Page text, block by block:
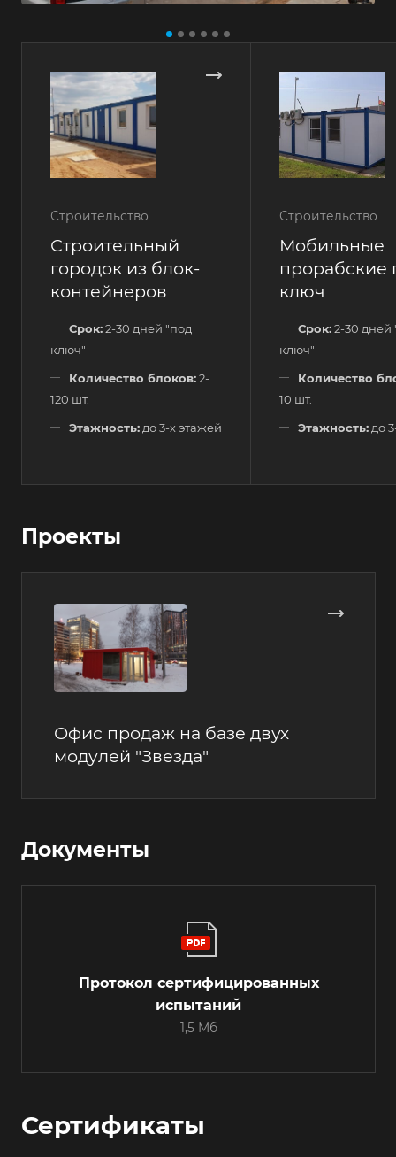
Строительство
Строительный
городок из блок-
контейнеров
Срок:2-30 дней "под
ключ"
Количество блоков:2-
120 шт.
Этажность:до 3-х этажей
Строительство
Мобильные
прорабские
ключ
Срок:2-30 дней
ключ"
Количество
10 шт.
Этажность:до
Проекты
Офис продаж на базе двух
модулей "Звезда"
Документы
Протокол сертифицированных
испытаний
1,5 Мб
Сертификаты